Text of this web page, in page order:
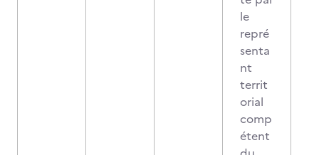
le
repré
senta
nt
territ
orial
comp
étent